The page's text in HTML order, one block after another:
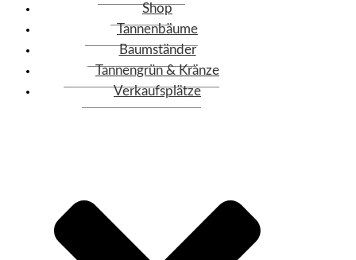
Shop
Tannenbäume
Baumständer
Tannengrün & Kränze
Verkaufsplätze